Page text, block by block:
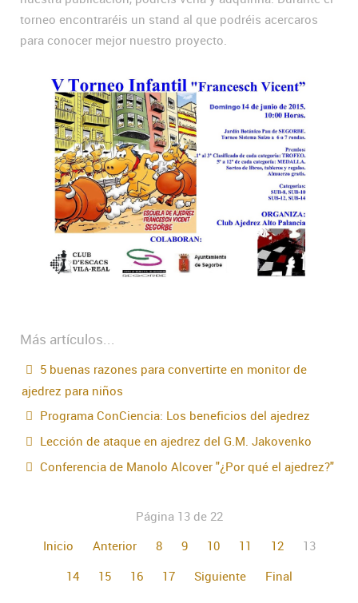
torneo encontraréis un stand al que podréis acercaros
para conocer mejor nuestro proyecto.
Más artículos...
5 buenas razones para convertirte en monitor de
ajedrez para niños
Programa ConCiencia: Los beneficios del ajedrez
Lección de ataque en ajedrez del G.M. Jakovenko
Conferencia de Manolo Alcover "¿Por qué el ajedrez?"
Página 13 de 22
Inicio
Anterior 8 9 10 11 12
13
14
15 16 17 Siguiente Final